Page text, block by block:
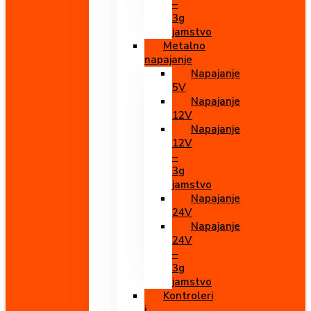
–
3g
jamstvo
Metalno
napajanje
Napajanje
5V
Napajanje
12V
Napajanje
12V
–
3g
jamstvo
Napajanje
24V
Napajanje
24V
–
3g
jamstvo
Kontroleri